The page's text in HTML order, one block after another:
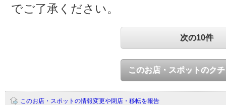
でご了承ください。
次の10件
このお店・スポットのク
このお店・スポットの情報変更や閉店・移転を報告